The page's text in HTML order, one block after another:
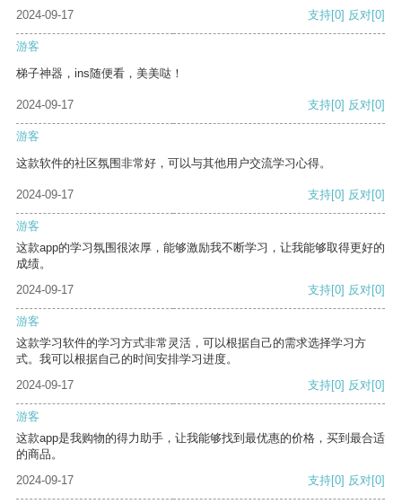
2024-09-17 支持[0] 反对[0]
游客
梯子神器，ins随便看，美美哒！
2024-09-17 支持[0] 反对[0]
游客
这款软件的社区氛围非常好，可以与其他用户交流学习心得。
2024-09-17 支持[0] 反对[0]
游客
这款app的学习氛围很浓厚，能够激励我不断学习，让我能够取得更好的
成绩。
2024-09-17
支持[0] 反对[0]
游客
这款学习软件的学习方式非常灵活，可以根据自己的需求选择学习方
式。我可以根据自己的时间安排学习进度。
2024-09-17
支持[0] 反对[0]
游客
这款app是我购物的得力助手，让我能够找到最优惠的价格，买到最合适
的商品。
2024-09-17
支持[0] 反对[0]